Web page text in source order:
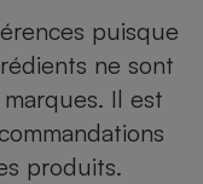
puisque
ne sont
Il est
produits.